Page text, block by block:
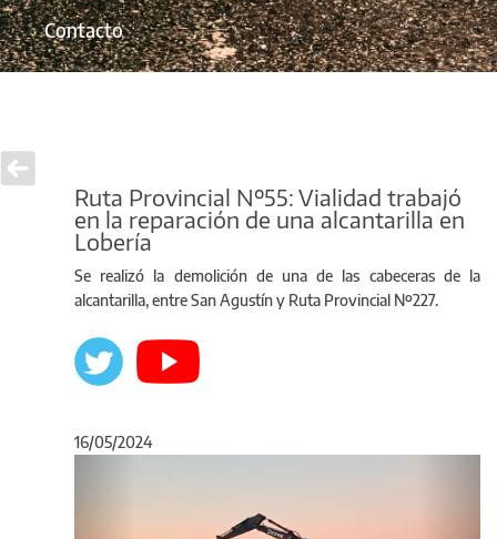
Contacto
Ruta Provincial Nº55: Vialidad trabajó
en la reparación de una alcantarilla en
Lobería
Se realizó la demolición de una de las cabeceras de la
alcantarilla, entre San Agustín y Ruta Provincial Nº227.
16/05/2024